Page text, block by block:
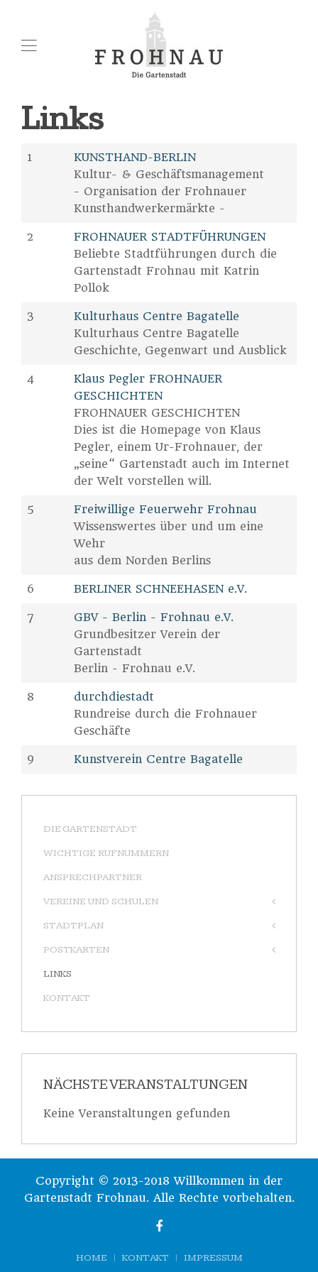
Links
1
KUNSTHAND-BERLIN
Kultur- & Geschäftsmanagement
- Organisation der Frohnauer
Kunsthandwerkermärkte -
2
FROHNAUER STADTFÜHRUNGEN
Beliebte Stadtführungen durch die
Gartenstadt Frohnau mit Katrin
Pollok
3
Kulturhaus Centre Bagatelle
Kulturhaus Centre Bagatelle
Geschichte, Gegenwart und Ausblick
4
Klaus Pegler FROHNAUER
GESCHICHTEN
FROHNAUER GESCHICHTEN
Dies ist die Homepage von Klaus
Pegler, einem Ur-Frohnauer, der
„seine“ Gartenstadt auch im Internet
der Welt vorstellen will.
5
Freiwillige Feuerwehr Frohnau
Wissenswertes über und um eine
Wehr
aus dem Norden Berlins
6 BERLINER SCHNEEHASEN e.V.
7
GBV - Berlin - Frohnau e.V.
Grundbesitzer Verein der
Gartenstadt
Berlin - Frohnau e.V.
8
durchdiestadt
Rundreise durch die Frohnauer
Geschäfte
9 Kunstverein Centre Bagatelle
DIE GARTENSTADT
WICHTIGE RUFNUMMERN
ANSPRECHPARTNER
VEREINE UND SCHULEN
STADTPLAN
POSTKARTEN
LINKS
KONTAKT
NÄCHSTE VERANSTALTUNGEN
Keine Veranstaltungen gefunden
Copyright © 2013-2018 Willkommen in der
Gartenstadt Frohnau. Alle Rechte vorbehalten.
HOME KONTAKT IMPRESSUM